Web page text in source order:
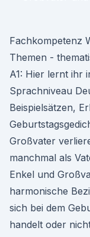
Fachkompetenz
Themen -
A1: Hier lernt ihr
Sprachniveau
Beispielsätzen,
Großvater
manchmal als
Enkel und
harmonische
sich bei dem
handelt oder